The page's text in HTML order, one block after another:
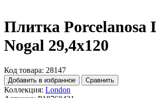
Плитка Porcelanosa
Nogal 29,4x120
Код товара: 28147
Добавить в избранное Сравнить
Коллекция: London